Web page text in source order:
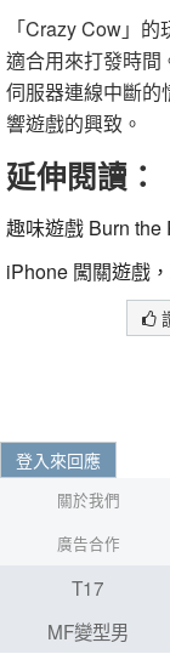
「Crazy Cow」
適合用來打發時間
伺服器連線中斷的
響遊戲的興致。
延伸閱讀：
趣味遊戲 Burn the
iPhone 闖關遊戲
登入來回應
關於我們
廣告合作
T17
MF變型男